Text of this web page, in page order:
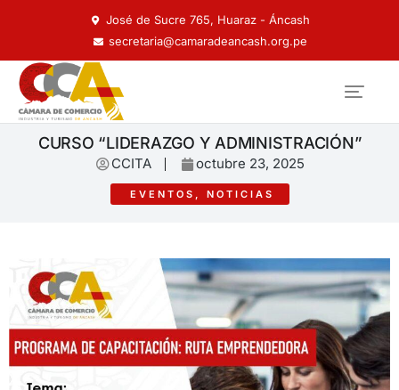
José de Sucre 765, Huaraz - Áncash
secretaria@camaradeancash.org.pe
CURSO “LIDERAZGO Y ADMINISTRACIÓN”
CCITA octubre 23, 2025
EVENTOS , NOTICIAS